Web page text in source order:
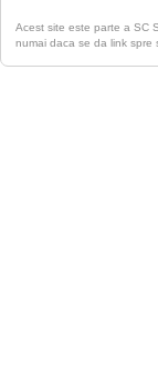
Acest site este parte a SC
numai daca se da link spre